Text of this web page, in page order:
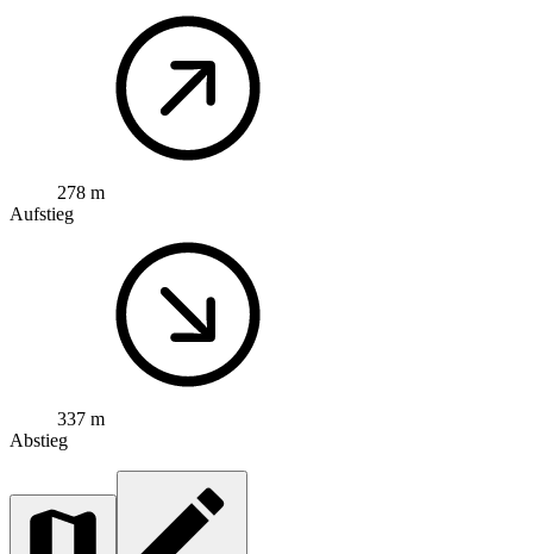
278 m
Aufstieg
337 m
Abstieg